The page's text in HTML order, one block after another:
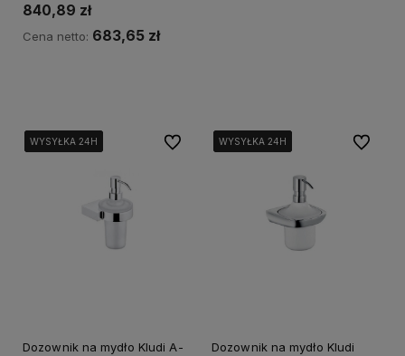
840,89 zł
Cena netto: 683,65 zł
WYSYŁKA 24H
WYSYŁKA 24H
WYSYŁKA 24H
WYSYŁKA 24H
Dozownik na mydło Kludi A-
Do ulubionychWYSYŁKA 24H
WYSYŁKA 24H
WYSYŁKA 24H
WYSYŁKA 24H
Dozownik na mydło Kludi
Do